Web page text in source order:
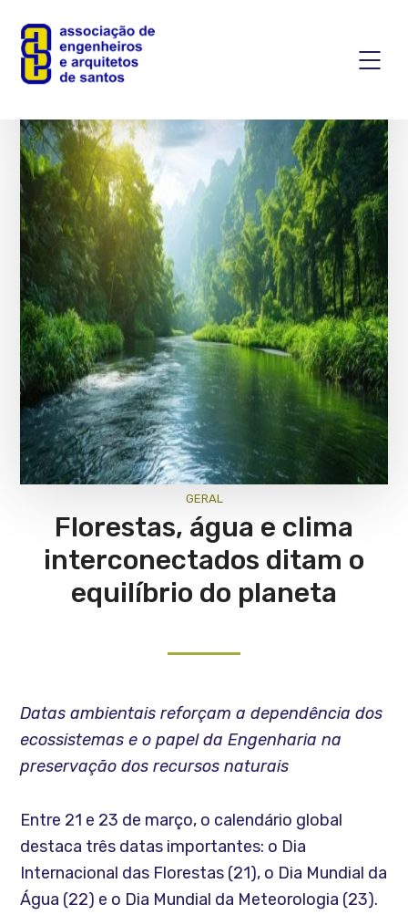
GERAL
Florestas, água e clima
interconectados ditam o
equilíbrio do planeta
Datas ambientais reforçam a dependência dos
ecossistemas e o papel da Engenharia na
preservação dos recursos naturais
Entre 21 e 23 de março, o calendário global
destaca três datas importantes: o Dia
Internacional das Florestas (21), o Dia Mundial da
Água (22) e o Dia Mundial da Meteorologia (23).